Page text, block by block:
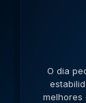
O dia
impasses